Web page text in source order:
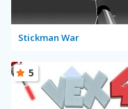
Stickman War
5